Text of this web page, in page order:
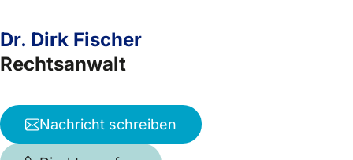
Dr. Dirk Fischer
Rechtsanwalt
Nachricht schreiben